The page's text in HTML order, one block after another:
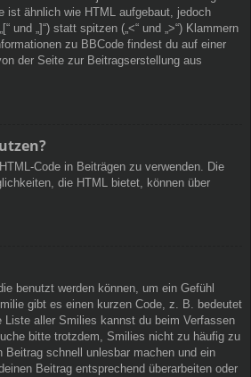
ist ähnlich wie HTML aufgebaut, jedoch
und „]“) statt spitzen („<“ und „>“) Klammern
zu BBCode findest du auf einer
der Seite zur Beitragserstellung aus
Code in Beiträgen zu verwenden. Die
die HTML bietet, können über
benutzt werden können, um ein Gefühl
gibt es einen kurzen Code, z. B. bedeutet
Liste aller Smilies kannst du beim Verfassen
bitte trotzdem, Smilies nicht zu häufig zu
Beitrag schnell unlesbar machen und ein
Beitrag entsprechend überarbeiten oder